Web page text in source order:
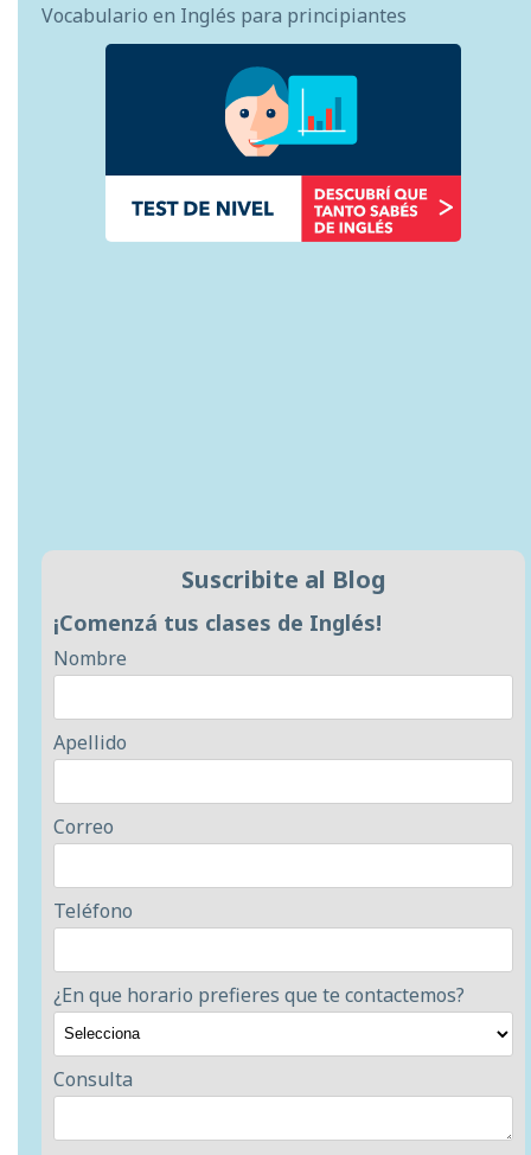
Vocabulario en Inglés para principiantes
Suscribite al Blog
¡Comenzá tus clases de Inglés!
Nombre
Apellido
Correo
Teléfono
¿En que horario prefieres que te contactemos?
Consulta